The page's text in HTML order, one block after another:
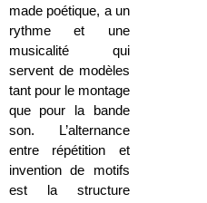
made poétique, a un
rythme et une
musicalité qui
servent de modèles
tant pour le montage
que pour la bande
son. L’alternance
entre répétition et
invention de motifs
est la structure